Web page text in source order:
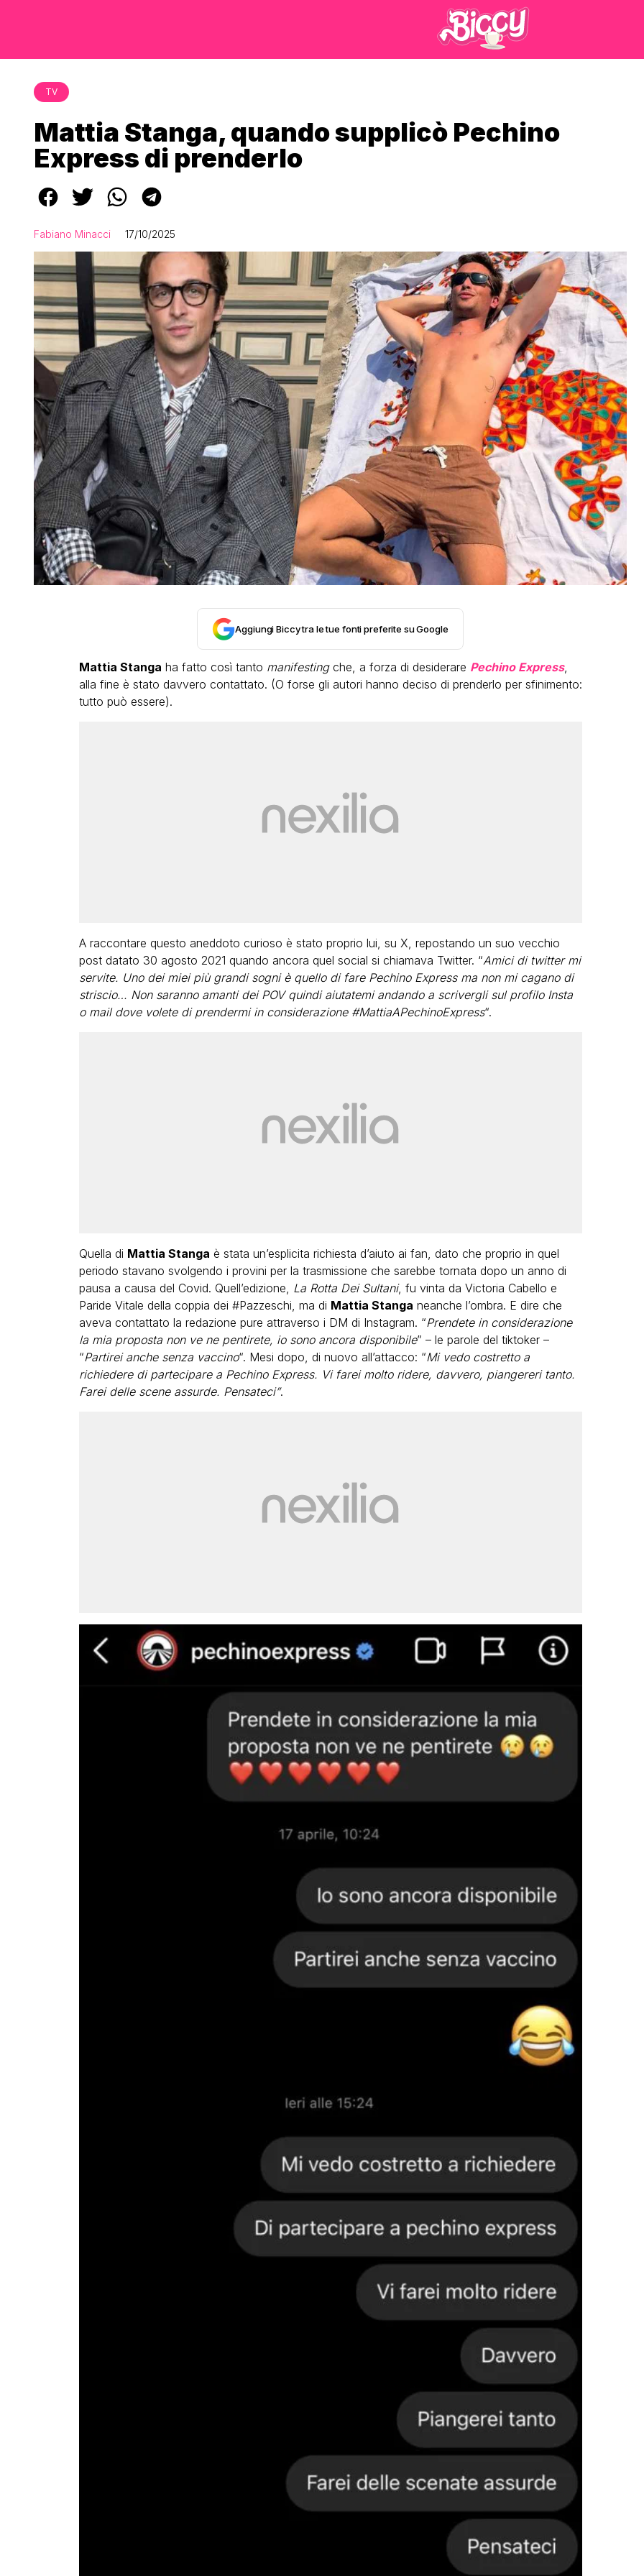
TV
Mattia Stanga, quando supplicò Pechino
Express di prenderlo
Fabiano Minacci 17/10/2025
Aggiungi Biccy tra le tue fonti preferite su Google
Mattia Stanga ha fatto così tanto manifestingche, a forza di desiderare Pechino Express,
alla fine è stato davvero contattato. (O forse gli autori hanno deciso di prenderlo per sfinimento:
tutto può essere).
A raccontare questo aneddoto curioso è stato proprio lui, su X, repostando un suo vecchio
post datato 30 agosto 2021 quando ancora quel social si chiamava Twitter. “Amici di twitter mi
servite. Uno dei miei più grandi sogni è quello di fare Pechino Express ma non mi cagano di
striscio… Non saranno amanti dei POV quindi aiutatemi andando a scrivergli sul profilo Insta
o mail dove volete di prendermi in considerazione #MattiaAPechinoExpress“.
Quella di Mattia Stanga è stata un’esplicita richiesta d’aiuto ai fan, dato che proprio in quel
periodo stavano svolgendo i provini per la trasmissione che sarebbe tornata dopo un anno di
pausa a causa del Covid. Quell’edizione, La Rotta Dei Sultani, fu vinta da Victoria Cabello e
Paride Vitale della coppia dei #Pazzeschi, ma di Mattia Stanga neanche l’ombra. E dire che
aveva contattato la redazione pure attraverso i DM di Instagram. “Prendete in considerazione
la mia proposta non ve ne pentirete, io sono ancora disponibile” – le parole del tiktoker –
“Partirei anche senza vaccino“. Mesi dopo, di nuovo all’attacco: “Mi vedo costretto a
richiedere di partecipare a Pechino Express. Vi farei molto ridere, davvero, piangereri tanto.
Farei delle scene assurde. Pensateci”.